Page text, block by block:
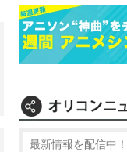
最新情報を配信中！